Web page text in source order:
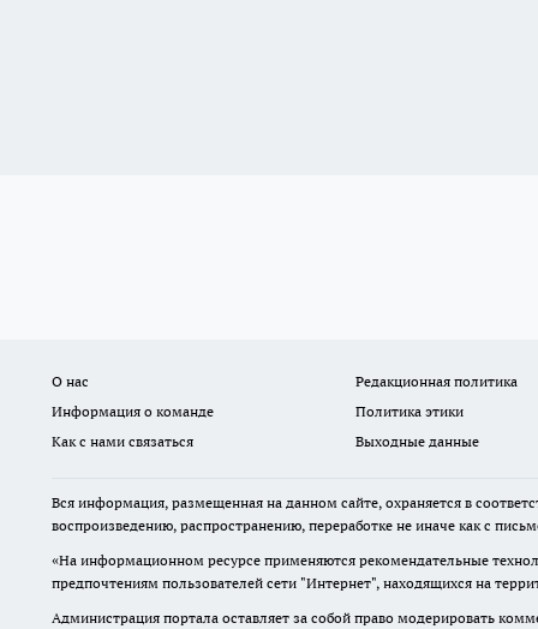
О нас Редакционная политика
Информация о команде
Политика этики
Как с нами связаться
Выходные данные
Вся информация, размещенная на данном сайте, охраняется в
воспроизведению, распространению, переработке не иначе как с
«На информационном ресурсе применяются рекомендательные
предпочтениям пользователей сети "Интернет", находящихся на
Администрация портала оставляет за собой право модерировать